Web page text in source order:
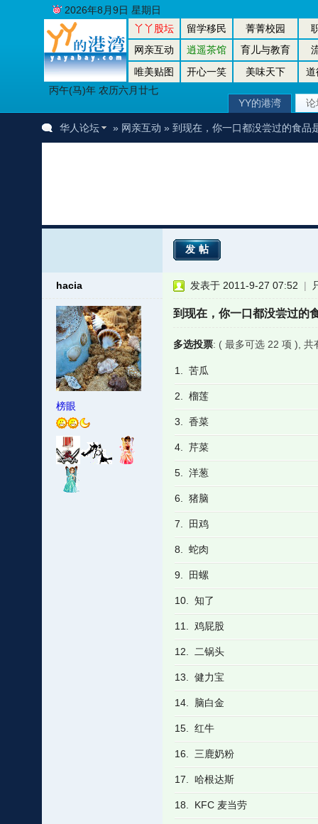
丫丫股坛 留学移民 菁菁校园
网亲互动
逍遥茶馆 育儿与教育
唯美贴图
开心一笑 美味天下
道
丙午(马)年 农历六月廿七
2026年8月9日 星期日
YY的港湾 论
华人论坛 » 网亲互动 » 到现在，你一口都没尝过的食品
发帖
hacia
榜眼
发表于 2011-9-27 07:52 |
到现在，你一口都没尝过的
多选投票: ( 最多可选 22 项 ), 共
1. 苦瓜
2. 榴莲
3. 香菜
4. 芹菜
5. 洋葱
6. 猪脑
7. 田鸡
8. 蛇肉
9. 田螺
10. 知了
11. 鸡屁股
12. 二锅头
13. 健力宝
14. 脑白金
15. 红牛
16. 三鹿奶粉
17. 哈根达斯
18. KFC 麦当劳